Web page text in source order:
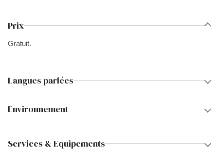
Prix
Gratuit.
Langues parlées
Environnement
Services & Equipements